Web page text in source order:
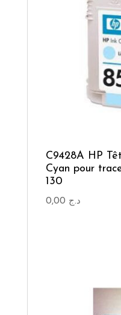
C9428A HP
Cyan pour
130
د.ج